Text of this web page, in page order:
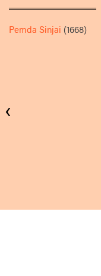
Pemda Sinjai (1668)
‹